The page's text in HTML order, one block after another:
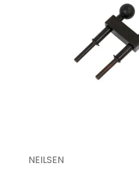
NEILSEN